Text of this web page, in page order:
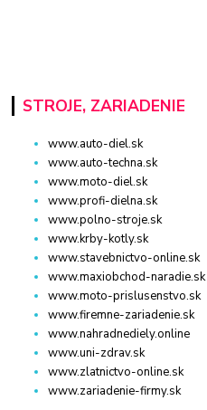
STROJE, ZARIADENIE
www.auto-diel.sk
www.auto-techna.sk
www.moto-diel.sk
www.profi-dielna.sk
www.polno-stroje.sk
www.krby-kotly.sk
www.stavebnictvo-online.sk
www.maxiobchod-naradie.sk
www.moto-prislusenstvo.sk
www.firemne-zariadenie.sk
www.nahradnediely.online
www.uni-zdrav.sk
www.zlatnictvo-online.sk
www.zariadenie-firmy.sk